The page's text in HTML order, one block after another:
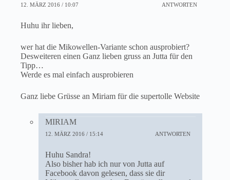
12. MÄRZ 2016 / 10:07 ANTWORTEN
Huhu ihr lieben,
wer hat die Mikowellen-Variante schon ausprobiert?
Desweiteren einen Ganz lieben gruss an Jutta für den
Tipp…
Werde es mal einfach ausprobieren
Ganz liebe Grüsse an Miriam für die supertolle Website
MIRIAM
12. MÄRZ 2016 / 15:14 ANTWORTEN
Huhu Sandra!
Also bisher hab ich nur von Jutta auf
Facebook davon gelesen, dass sie dir